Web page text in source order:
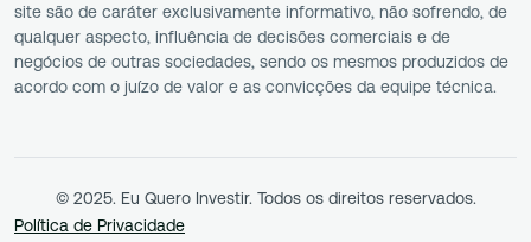
site são de caráter exclusivamente informativo, não sofrendo, de
qualquer aspecto, influência de decisões comerciais e de
negócios de outras sociedades, sendo os mesmos produzidos de
acordo com o juízo de valor e as convicções da equipe técnica.
© 2025. Eu Quero Investir. Todos os direitos reservados.
Política de Privacidade